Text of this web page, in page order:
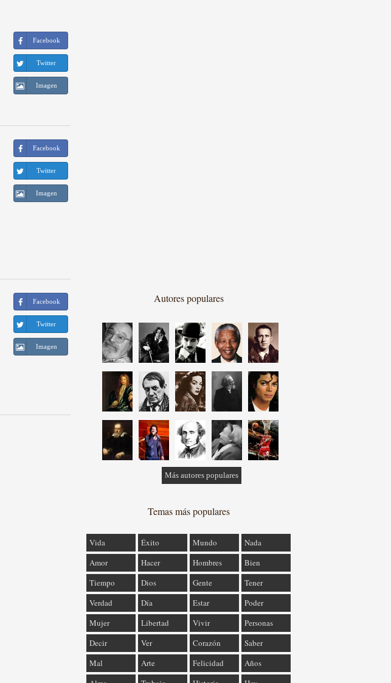
Facebook
Twitter
Imagen
Facebook
Twitter
Imagen
Facebook
Twitter
Imagen
Autores populares
Más autores populares
Temas más populares
Vida Éxito Mundo
Nada
Amor
Hacer Hombres
Bien
Tiempo
Dios Gente
Tener
Verdad
Día Estar
Poder
Mujer
Libertad Vivir
Personas
Decir
Ver Corazón
Saber
Mal
Arte Felicidad
Años